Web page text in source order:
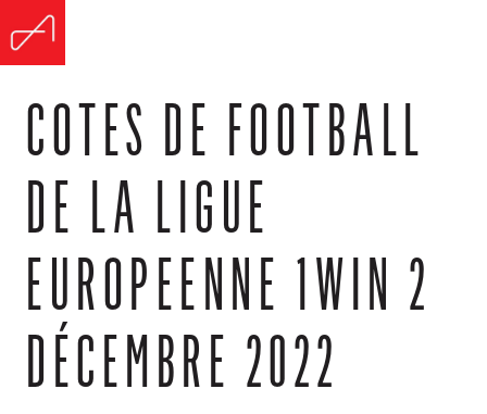
COTES DE FOOTBALL
DE LA LIGUE
EUROPEENNE 1WIN 2
DÉCEMBRE 2022